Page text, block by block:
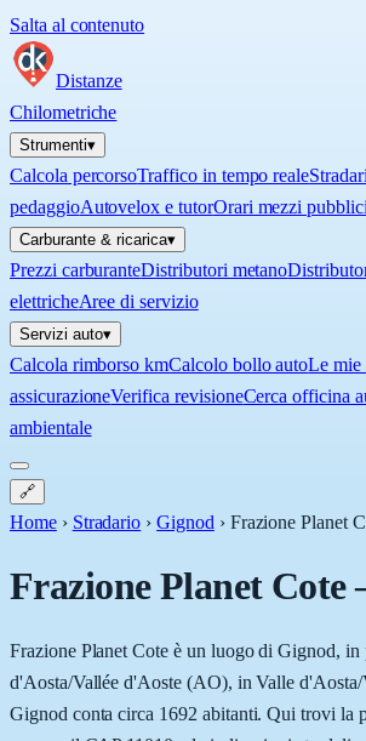
Salta al contenuto
Distanze
Chilometriche
Strumenti▾
Calcola percorsoTraffico in tempo reale
pedaggioAutovelox e tutorOrari mezzi pubblici
Carburante & ricarica▾
Prezzi carburanteDistributori metano
elettricheAree di servizio
Servizi auto▾
Calcola rimborso kmCalcolo bollo autoLe mie
assicurazioneVerifica revisioneCerca officina
ambientale
🔗
Home › Stradario › Gignod › Frazione Planet
Frazione Planet Cote
Frazione Planet Cote è un luogo di Gignod,
d'Aosta/Vallée d'Aoste (AO), in Valle d'Aosta/
Gignod conta circa 1692 abitanti. Qui trovi la